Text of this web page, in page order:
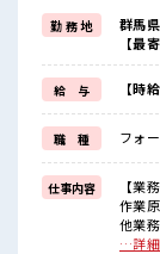
≪ちょっとの残
残業は月20時間
ほどよく稼げ
≪ヘアカラー
明るすぎたり奇
(規定有)≪ラク
制服があるので、
毎日の服装の
≪収入アップを
高時給だらけの
■職場の雰囲気
髪型・髪色自
勤 務 地
群馬
【最
給 与 【時
職 種 フォ
仕事内容
【業
作業
他業務3
験者
…詳細